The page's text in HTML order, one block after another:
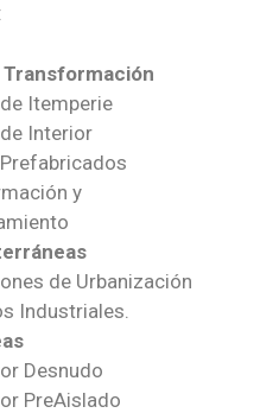
Itemperie
Interior
y
de Urbanización
Industriales.
Desnudo
PreAislado